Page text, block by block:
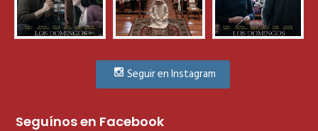
Seguir en Instagram
Seguínos en Facebook